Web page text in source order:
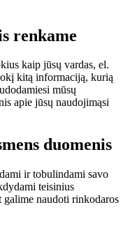
renkame
kaip jūsų vardas, el.
kitą informaciją, kurią
mūsų
apie jūsų naudojimąsi
duomenis
ir tobulindami savo
teisinius
galime naudoti rinkodaros